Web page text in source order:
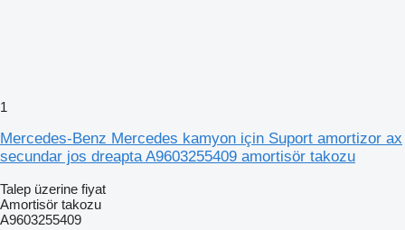
1
Mercedes-Benz Mercedes kamyon için Suport amortizor ax
secundar jos dreapta A9603255409 amortisör takozu
Talep üzerine fiyat
Amortisör takozu
A9603255409